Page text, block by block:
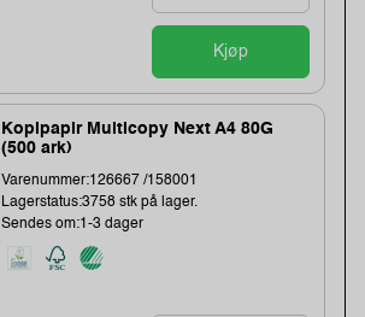
Kjøp
Kopipapir Multicopy Next A4 80G
(500 ark)
Varenummer:126667 /158001
Lagerstatus:3758 stk på lager.
Sendes om:1-3 dager